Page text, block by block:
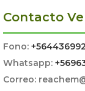
Contacto
Fono:
Whatsapp:
Correo: